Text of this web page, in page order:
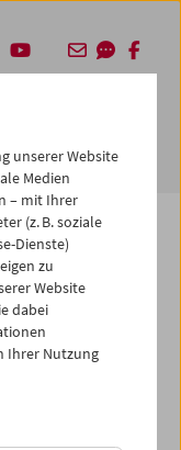
konnte nicht
falsche oder
überprüfen Sie
umbenannt.
unserer Website
Medien
– mit Ihrer
(z. B. soziale
Dienste)
zu
Website
dabei
Ihrer Nutzung